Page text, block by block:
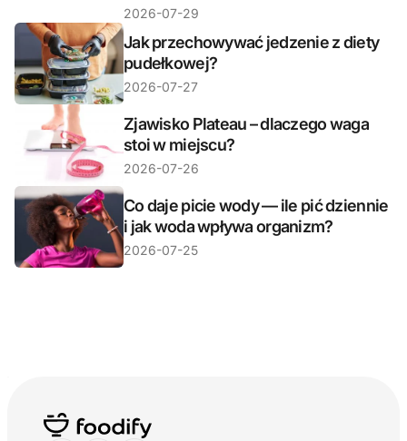
2026-07-29
Jak przechowywać jedzenie z diety
pudełkowej?
2026-07-27
Zjawisko Plateau – dlaczego waga
stoi w miejscu?
2026-07-26
Co daje picie wody — ile pić dziennie
i jak woda wpływa organizm?
2026-07-25